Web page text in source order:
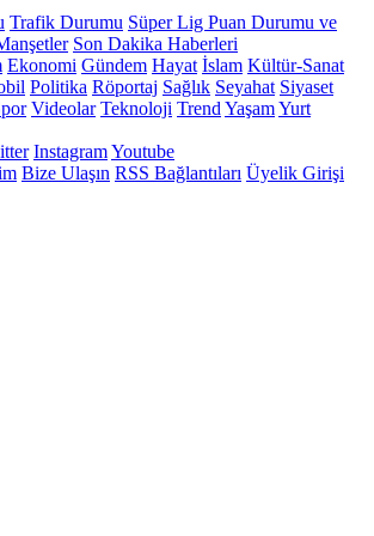
Trafik Durumu Süper Lig Puan Durumu ve
Son Dakika Haberleri
Ekonomi Gündem Hayat İslam Kültür-Sanat
Politika Röportaj Sağlık Seyahat Siyaset
Videolar Teknoloji Trend YaşamYurt
InstagramYoutube
Bize Ulaşın RSS Bağlantıları Üyelik Girişi